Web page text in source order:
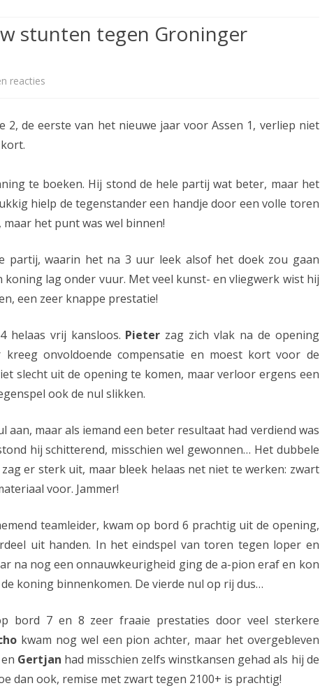
2025-2026
2026
KNSB-RATINGLIJST
2026
NEDERLANDSE
JEUGDKAMPIOENSCHAPPEN
NOSBO-COMPETITIE
2025-2026
stunten tegen Groninger
reacties
A
s
e
n
k
a
n
i
e
o
p
n
i
e
u
w
s
t
u
2, de eerste van het nieuwe jaar voor Assen 1, verliep niet
te boeken. Hij stond de hele partij wat beter, maar het
hielp de tegenstander een handje door een volle toren
het punt was wel binnen!
partij, waarin het na 3 uur leek alsof het doek zou gaan
koning lag onder vuur. Met veel kunst- en vliegwerk wist hij
een zeer knappe prestatie!
helaas vrij kansloos. Pieter zag zich vlak na de opening
onvoldoende compensatie en moest kort voor de
slecht uit de opening te komen, maar verloor ergens een
ook de nul slikken.
aan, maar als iemand een beter resultaat had verdiend was
hij schitterend, misschien wel gewonnen… Het dubbele
er sterk uit, maar bleek helaas net niet te werken: zwart
voor. Jammer!
teamleider, kwam op bord 6 prachtig uit de opening,
uit handen. In het eindspel van toren tegen loper en
na nog een onnauwkeurigheid ging de a-pion eraf en kon
koning binnenkomen. De vierde nul op rij dus…
bord 7 en 8 zeer fraaie prestaties door veel sterkere
kwam nog wel een pion achter, maar het overgebleven
Gertjan had misschien zelfs winstkansen gehad als hij de
dan ook, remise met zwart tegen 2100+ is prachtig!